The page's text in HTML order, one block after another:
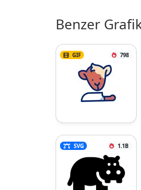
Benzer
GIF 798
SVG 1.1B